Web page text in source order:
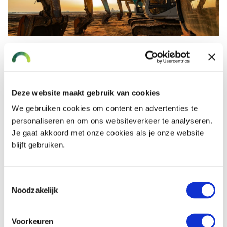
Deze website maakt gebruik van cookies
We gebruiken cookies om content en advertenties te
personaliseren en om ons websiteverkeer te analyseren.
Je gaat akkoord met onze cookies als je onze website
blijft gebruiken.
Noodzakelijk
Voorkeuren
Is de werkmaterieelverzekering verplicht?
werkmaterieel.
Wat is de premie voor de
werkmaterieelverzekering?
De exacte premie hangt af van een aantal factoren: de
van een eigen risico. De hoogte van dit eigen risico